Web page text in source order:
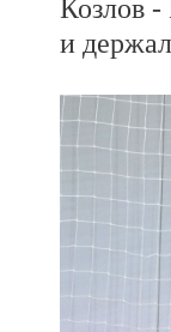
Козлов -
и